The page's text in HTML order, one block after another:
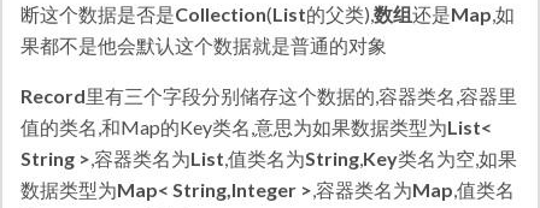
断这个数据是否是Collection(List的父类),数组还是Map,如
果都不是他会默认这个数据就是普通的对象
Record里有三个字段分别储存这个数据的,容器类名,容器里
值的类名,和Map的Key类名,意思为如果数据类型为List<
String >,容器类名为List,值类名为String,Key类名为空,如果
数据类型为Map< String,Integer >,容器类名为Map,值类名